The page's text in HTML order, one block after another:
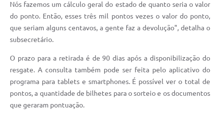
Notícias
Galeria de Vídeos
Links
Telefones Úteis
Termos de Uso & Política de Privacidade
Nós fazemos um cálculo geral do estado de quanto seria o valor
do ponto. Então, esses três mil pontos vezes o valor do ponto,
que seriam alguns centavos, a gente faz a devolução", detalha o
subsecretário.
O prazo para a retirada é de 90 dias após a disponibilização do
resgate. A consulta também pode ser feita pelo aplicativo do
programa para tablets e smartphones. É possível ver o total de
pontos, a quantidade de bilhetes para o sorteio e os documentos
que geraram pontuação.